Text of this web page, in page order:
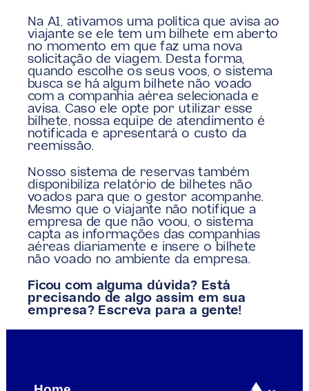
Na A1, ativamos uma política que avisa ao
viajante se ele tem um bilhete em aberto
no momento em que faz uma nova
solicitação de viagem. Desta forma,
quando escolhe os seus voos, o sistema
busca se há algum bilhete não voado
com a companhia aérea selecionada e
avisa. Caso ele opte por utilizar esse
bilhete, nossa equipe de atendimento é
notificada e apresentará o custo da
reemissão.
Nosso sistema de reservas também
disponibiliza relatório de bilhetes não
voados para que o gestor acompanhe.
Mesmo que o viajante não notifique a
empresa de que não voou, o sistema
capta as informações das companhias
aéreas diariamente e insere o bilhete
não voado no ambiente da empresa.
Ficou com alguma dúvida? Está
precisando de algo assim em sua
empresa? Escreva para a gente!